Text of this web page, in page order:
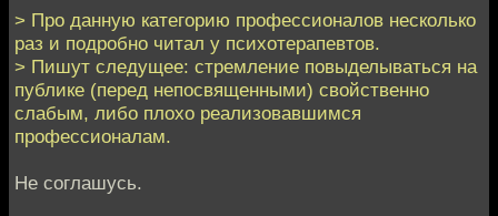
> Про данную категорию профессионалов несколько
раз и подробно читал у психотерапевтов.
> Пишут следущее: стремление повыделываться на
публике (перед непосвященными) свойственно
слабым, либо плохо реализовавшимся
профессионалам.
Не соглашусь.